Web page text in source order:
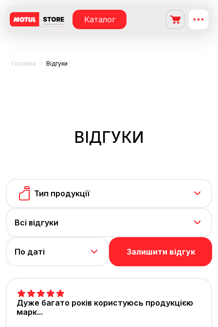
Каталог
Головна Відгуки
ВІДГУКИ
Тип продукції
Всі відгуки
По даті Залишити відгук
Дуже багато років користуюсь продукцією
марк...